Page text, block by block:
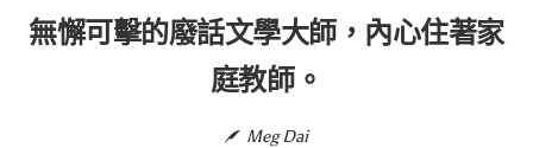
無懈可擊的廢話文學大師，內心住著家
庭教師。
Meg Dai